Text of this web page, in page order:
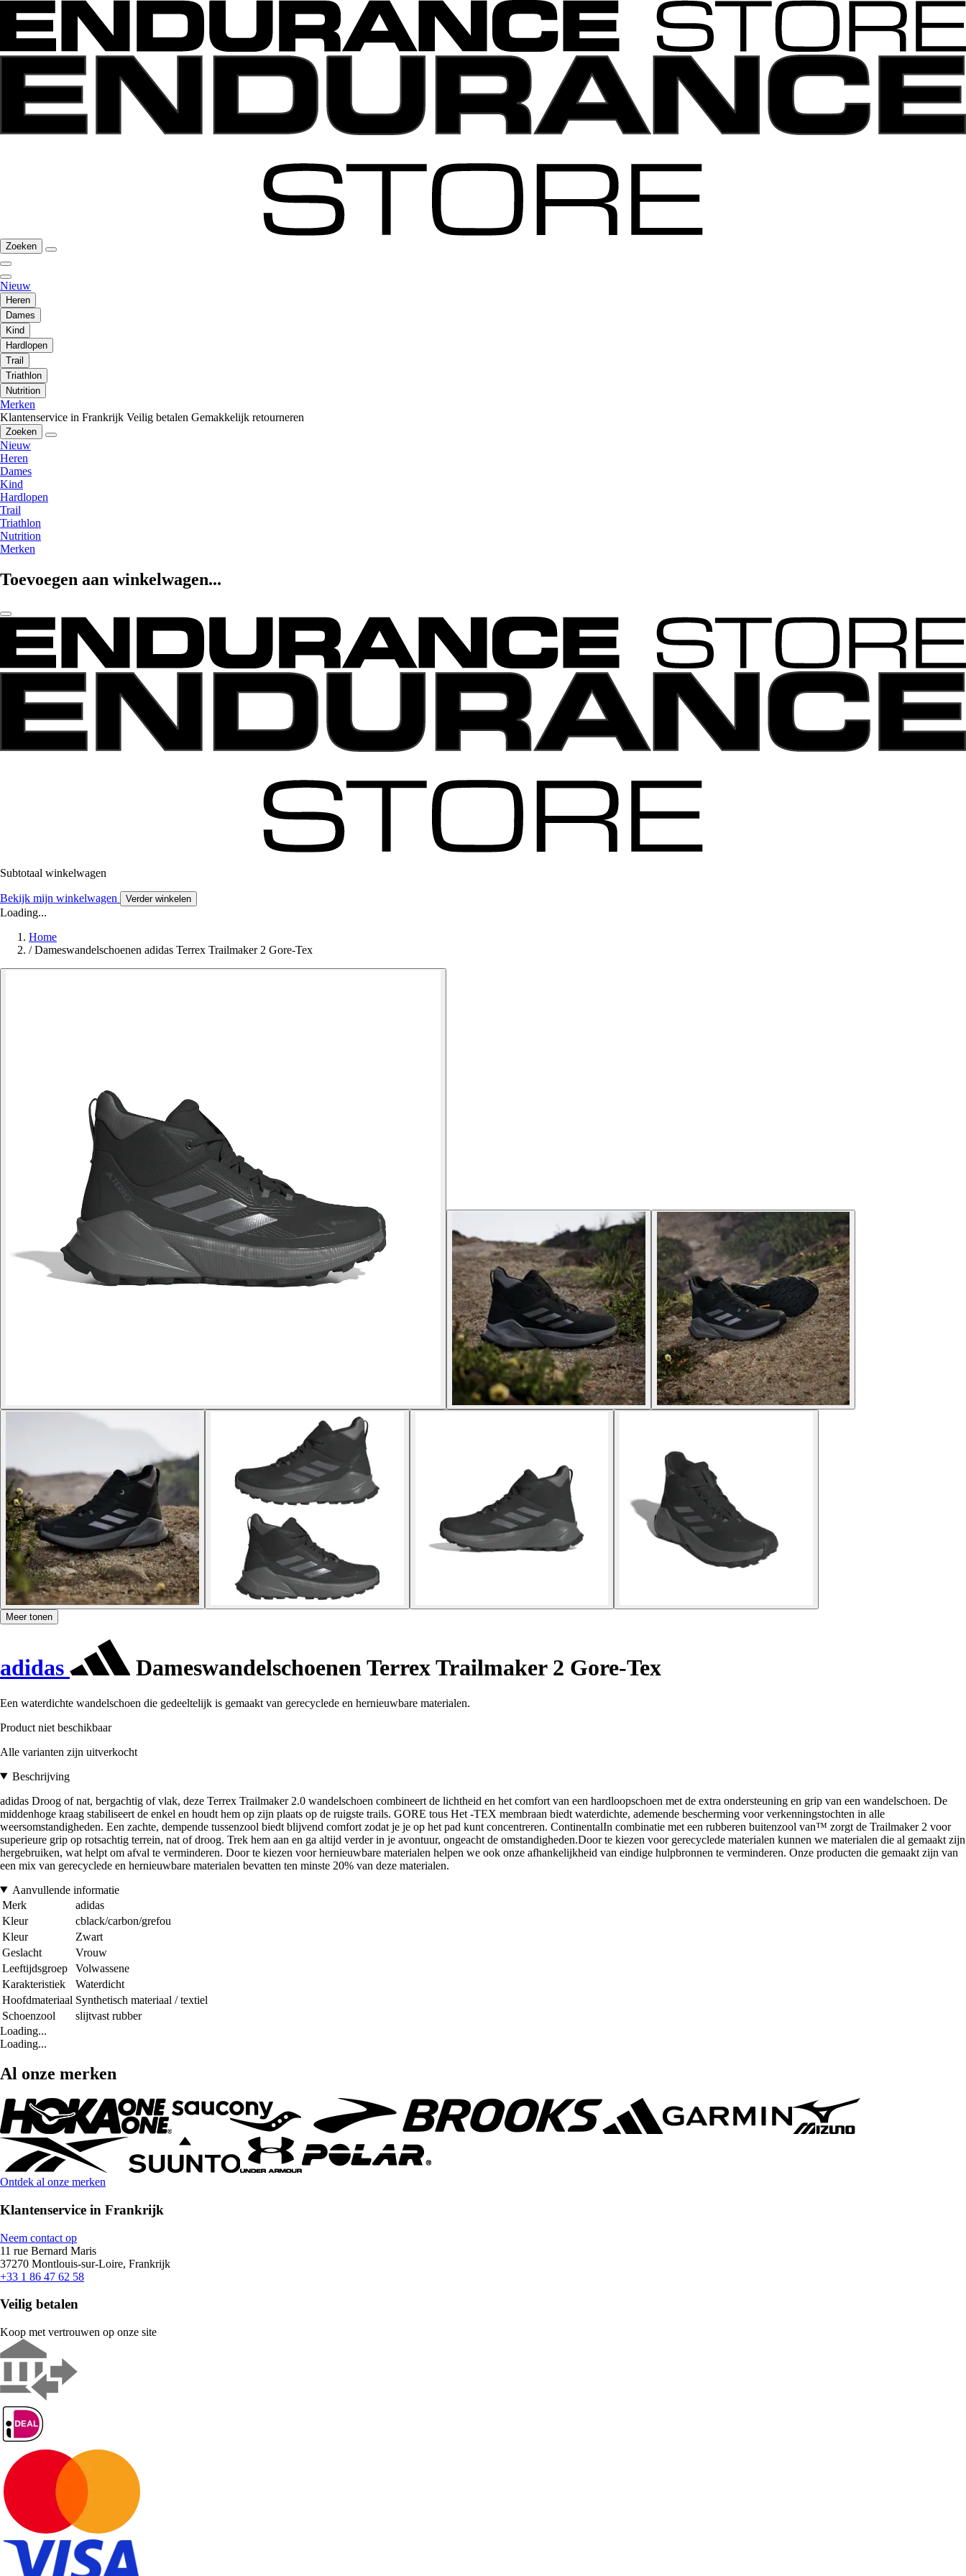
Zoeken
Nieuw
Heren
Dames
Kind
Hardlopen
Trail
Triathlon
Nutrition
Merken
Klantenservice in Frankrijk Veilig betalen Gemakkelijk retourneren
Zoeken
Nieuw
Heren
Dames
Kind
Hardlopen
Trail
Triathlon
Nutrition
Merken
Toevoegen aan winkelwagen...
Subtotaal winkelwagen
Bekijk mijn winkelwagen Verder winkelen
Loading...
Home
/ Dameswandelschoenen adidas Terrex Trailmaker 2 Gore-Tex
Meer tonen
adidas Dameswandelschoenen Terrex Trailmaker 2 Gore-Tex
Een waterdichte wandelschoen die gedeeltelijk is gemaakt van gerecyclede en hernieuwbare materialen.
Product niet beschikbaar
Alle varianten zijn uitverkocht
Beschrijving
adidas Droog of nat, bergachtig of vlak, deze Terrex Trailmaker 2.0 wandelschoen combineert de lichtheid en het comfort van een hardloopschoen met de extra ondersteuning en grip van een wandelschoen. De
middenhoge kraag stabiliseert de enkel en houdt hem op zijn plaats op de ruigste trails. GORE tous Het -TEX membraan biedt waterdichte, ademende bescherming voor verkenningstochten in alle
weersomstandigheden. Een zachte, dempende tussenzool biedt blijvend comfort zodat je je op het pad kunt concentreren. ContinentalIn combinatie met een rubberen buitenzool van™ zorgt de Trailmaker 2 voor
superieure grip op rotsachtig terrein, nat of droog. Trek hem aan en ga altijd verder in je avontuur, ongeacht de omstandigheden.Door te kiezen voor gerecyclede materialen kunnen we materialen die al gemaakt zijn
hergebruiken, wat helpt om afval te verminderen. Door te kiezen voor hernieuwbare materialen helpen we ook onze afhankelijkheid van eindige hulpbronnen te verminderen. Onze producten die gemaakt zijn van
een mix van gerecyclede en hernieuwbare materialen bevatten ten minste 20% van deze materialen.
Aanvullende informatie
Merk
adidas
Kleur
cblack/carbon/grefou
Kleur
Zwart
Geslacht
Vrouw
Leeftijdsgroep
Volwassene
Karakteristiek
Waterdicht
Hoofdmateriaal Synthetisch materiaal / textiel
Schoenzool
slijtvast rubber
Loading...
Loading...
Al onze merken
Ontdek al onze merken
Klantenservice in Frankrijk
Neem contact op
11 rue Bernard Maris
37270 Montlouis-sur-Loire, Frankrijk
+33 1 86 47 62 58
Veilig betalen
Koop met vertrouwen op onze site